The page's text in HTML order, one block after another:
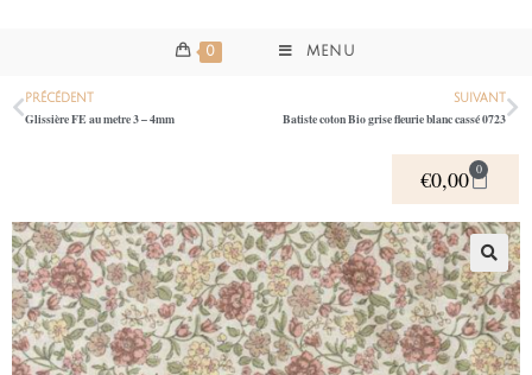
0 MENU
PRÉCÉDENT
Glissière FE au metre 3 – 4mm
SUIVANT
Batiste coton Bio grise fleurie blanc cassé 0723
€0,00 0